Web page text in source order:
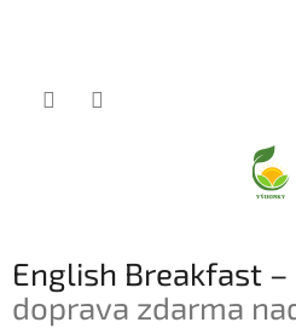
English Breakfast
doprava zdarma